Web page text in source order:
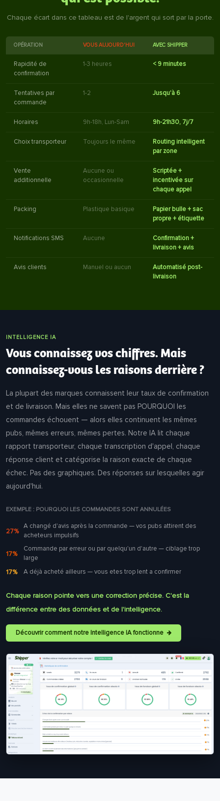
Chaque écart dans ce tableau est de l'argent qui sort par la porte.
OPÉRATION VOUS AUJOURD'HUI AVEC SHIPPER
Rapidité de
confirmation
1-3 heures < 9 minutes
Tentatives par
commande
1-2 Jusqu'à 6
Horaires 9h-18h, Lun-Sam 9h-21h30, 7j/7
Choix transporteur Toujours le même
Routing intelligent
par zone
Vente
additionnelle
Aucune ou
occasionnelle
Scriptée +
incentivée sur
chaque appel
Packing Plastique basique
Papier bulle + sac
propre + étiquette
Notifications SMS Aucune
Confirmation +
livraison + avis
Avis clients Manuel ou aucun
Automatisé post-
livraison
INTELLIGENCE IA
Vous connaissez vos chiffres. Mais
connaissez-vous les raisons derrière ?
La plupart des marques connaissent leur taux de confirmation
et de livraison. Mais elles ne savent pas POURQUOI les
commandes échouent — alors elles continuent les mêmes
pubs, mêmes erreurs, mêmes pertes. Notre IA lit chaque
rapport transporteur, chaque transcription d'appel, chaque
réponse client et catégorise la raison exacte de chaque
échec. Pas des graphiques. Des réponses sur lesquelles agir
aujourd'hui.
EXEMPLE : POURQUOI LES COMMANDES SONT ANNULÉES
27%
A changé d'avis après la commande — vos pubs attirent des
acheteurs impulsifs
17%
Commande par erreur ou par quelqu'un d'autre — ciblage trop
large
17% A déjà acheté ailleurs — vous etes trop lent a confirmer
Chaque raison pointe vers une correction précise. C'est la
différence entre des données et de l'intelligence.
Découvrir comment notre Intelligence IA fonctionne